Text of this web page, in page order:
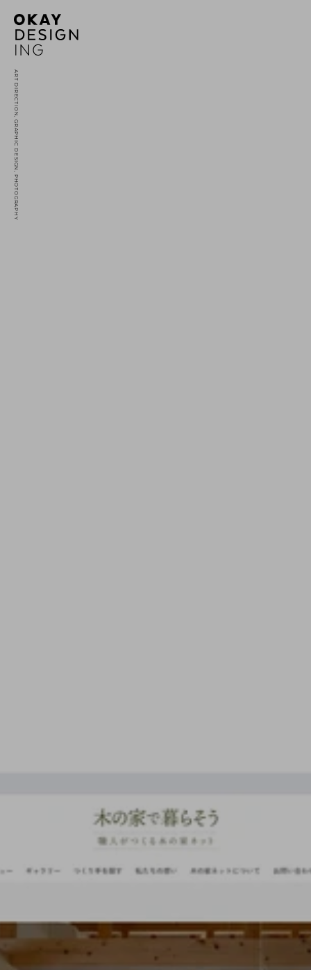
ART DIRECTION, GRAPHIC DESIGN, PHOTOGRAPHY